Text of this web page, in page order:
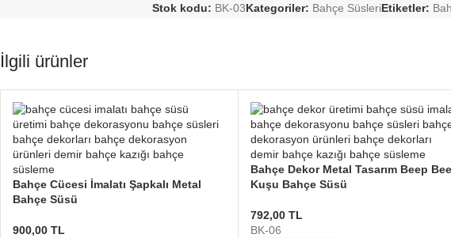
Stok kodu: BK-03Kategoriler: Bahçe SüsleriEtiketler:
İlgili ürünler
Bahçe Cücesi İmalatı Şapkalı Metal
Bahçe Süsü
900,00 TL
Bahçe Dekor Metal Tasarım Beep
Kuşu Bahçe Süsü
792,00 TL
BK-06